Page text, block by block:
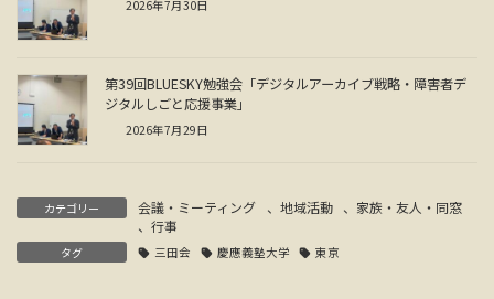
2026年7月30日
第39回BLUESKY勉強会「デジタルアーカイブ戦略・障害者デ
ジタルしごと応援事業」
2026年7月29日
カテゴリー 会議・ミーティング 、 地域活動 、 家族・友人・同窓
、 行事
タグ 三田会 慶應義塾大学 東京